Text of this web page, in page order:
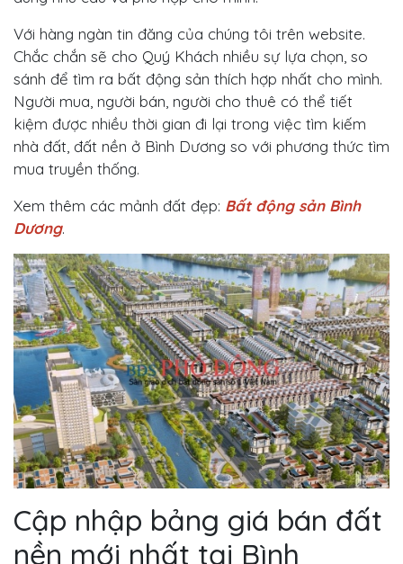
Với hàng ngàn tin đăng của chúng tôi trên website.
Chắc chắn sẽ cho Quý Khách nhiều sự lựa chọn, so
sánh để tìm ra bất động sản thích hợp nhất cho mình.
Người mua, người bán, người cho thuê có thể tiết
kiệm được nhiều thời gian đi lại trong việc tìm kiếm
nhà đất, đất nền ở Bình Dương so với phương thức tìm
mua truyền thống.
Xem thêm các mảnh đất đẹp: Bất động sản Bình
Dương.
Cập nhập bảng giá bán đất
nền mới nhất tại Bình